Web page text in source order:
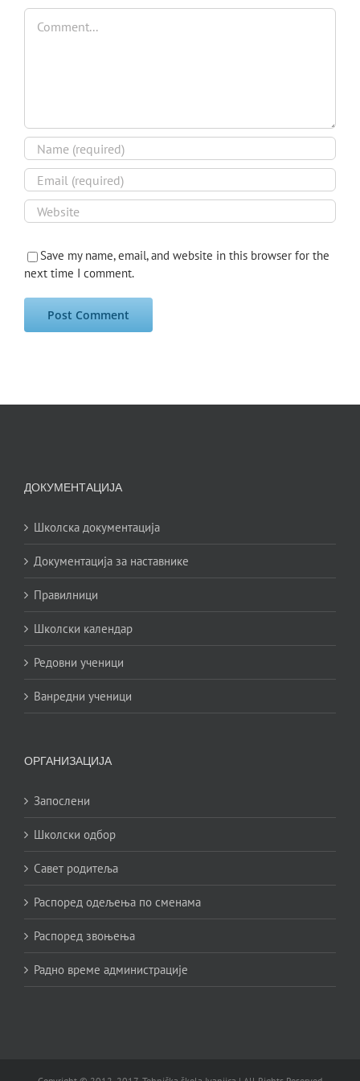
Comment
Save my name, email, and website in this browser for the
next time I comment.
ДОКУМЕНТАЦИЈА
Школска документација
Документација за наставнике
Правилници
Школски календар
Редовни ученици
Ванредни ученици
ОРГАНИЗАЦИЈА
Запослени
Школски одбор
Савет родитеља
Распоред одељења по сменама
Распоред звоњења
Радно време администрације